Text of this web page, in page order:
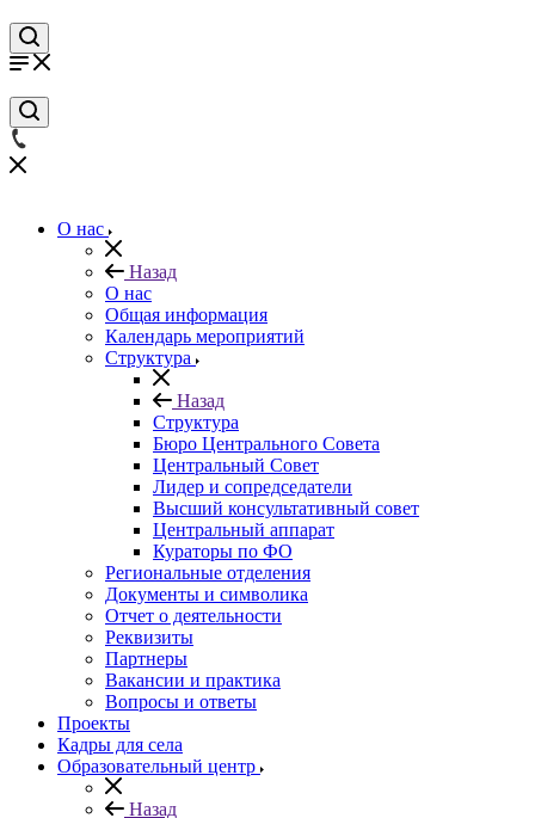
О нас
Назад
О нас
Общая информация
Календарь мероприятий
Структура
Назад
Структура
Бюро Центрального Совета
Центральный Совет
Лидер и сопредседатели
Высший консультативный совет
Центральный аппарат
Кураторы по ФО
Региональные отделения
Документы и символика
Отчет о деятельности
Реквизиты
Партнеры
Вакансии и практика
Вопросы и ответы
Проекты
Кадры для села
Образовательный центр
Назад